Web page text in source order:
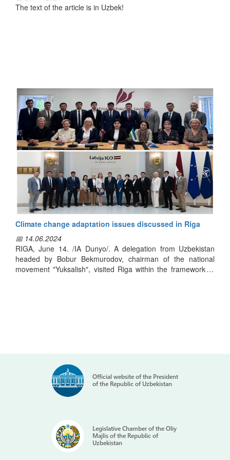
укреплению международного сотрудничества Узбекистана
в сфере противодействия коррупции. Ожидается, что
реализация положений Меморандума будет
способствовать обмену опытом, внедрению передовых
практик и, как следствие, повышению эффективности
антикоррупционных мер и улучшению позиций
Узбекистана в международных рейтингах.
The text of the article is in Uzbek!
Climate change adaptation issues discussed in Riga
📅 14.06.2024
RIGA, June 14. /IA Dunyo/. A delegation from Uzbekistan
headed by Bobur Bekmurodov, chairman of the national
movement "Yuksalish", visited Riga within the framework of
authorities of major cities.
planning of sustainable climate change mitigation and
adaptation policies, capacity building of decision makers,
local public authorities, representatives of civil society
Official website of the President
of the Republic of Uzbekistan
Legislative Chamber of the Oliy
Majlis of the Republic of
Uzbekistan